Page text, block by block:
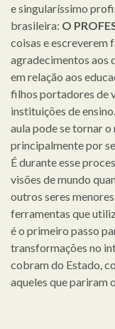
e singularíssimo
brasileira: O
coisas e escreverem
agradecimentos aos
em relação aos
filhos portadores de
instituições de
aula pode se tornar o
principalmente por
É durante esse
visões de mundo
outros seres
ferramentas que
é o primeiro passo
transformações no
cobram do Estado,
aqueles que pariram